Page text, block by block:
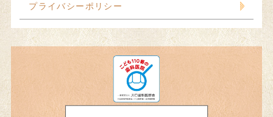
プライバシーポリシー